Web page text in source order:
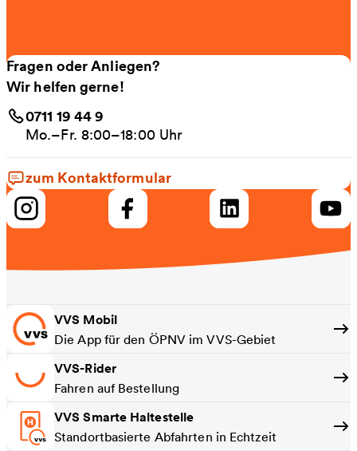
Fragen oder Anliegen?
Wir helfen gerne!
0711 19 44 9
Mo.–Fr. 8:00–18:00 Uhr
zum Kontaktformular
VVS Mobil
Die App für den ÖPNV im VVS-Gebiet
VVS-Rider
Fahren auf Bestellung
VVS Smarte Haltestelle
Standortbasierte Abfahrten in Echtzeit